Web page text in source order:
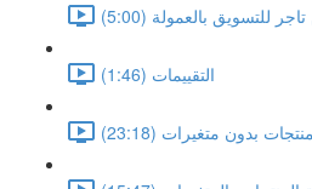
للتسويق بالعمولة (5:00)
التقييمات (1:46)
بدون متغيرات (23:18)